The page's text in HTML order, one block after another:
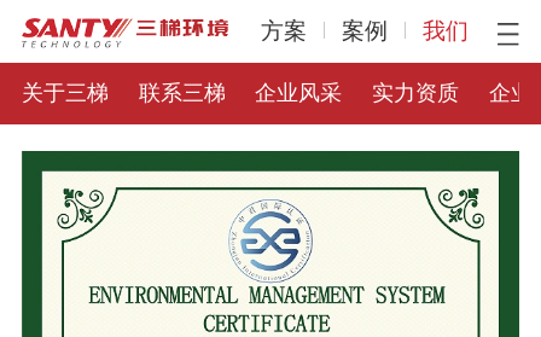
方案 案例 我们
关于三梯 联系三梯 企业风采 实力资质 企业